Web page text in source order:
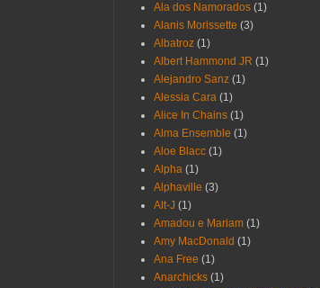
Ala dos Namorados (1)
Alanis Morissette (3)
Albatroz (1)
Albert Hammond JR (1)
Alejandro Sanz (1)
Alessia Cara (1)
Alice In Chains (1)
Alma Ensemble (1)
Aloe Blacc (1)
Alpha (1)
Alphaville (3)
Alt-J (1)
Amadou e Mariam (1)
Amy MacDonald (1)
Ana Free (1)
Anarchicks (1)